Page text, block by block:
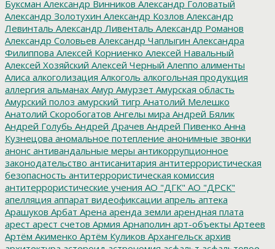
Буксман Александр Винников Александр Головатый
Александр Золотухин Александр Козлов Александр
Левинталь Александр Ливенталь Александр Романов
Александр Соловьев Александр Чаплыгин Александра
Филиппова Алексей Корниенко Алексей Навальный
Алексей Хозяйский Алексей Черный Алеппо алименты
Алиса алкоголизация Алкоголь алкогольная продукция
аллергия альманах Амур Амурзет Амурская область
Амурский полоз амурский тигр Анатолий Мелешко
Анатолий Скоробогатов Ангелы мира Андрей Бялик
Андрей Голубь Андрей Драчев Андрей Пивенко Анна
Кузнецова аномальное потепление анонимные звонки
анонс антивандальные меры антикоррупционное
законодательство антисанитария антитеррористическая
безопасность антитеррористическая комиссия
антитеррористические учения АО "ДГК" АО "ДРСК"
апелляция аппарат видеофиксации апрель аптека
Арашуков Арбат Арена аренда земли арендная плата
арест арест счетов Армия Арнаполин арт-объекты Артеев
Артём Акименко Артём Куликов Архангельск архив